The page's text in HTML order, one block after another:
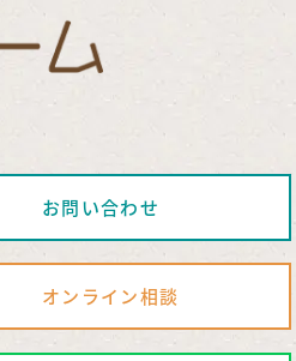
お問い合わせ
オンライン相談